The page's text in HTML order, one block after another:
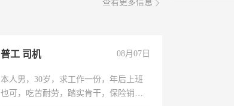
查看更多信息
普工 司机 08月07日
本人男，30岁，求工作一份，年后上班
也可，吃苦耐劳，踏实肯干，保险销售